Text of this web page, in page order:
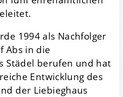
1994 als Nachfolger
Abs in die
Städel berufen und hat
Entwicklung des
der Liebieghaus